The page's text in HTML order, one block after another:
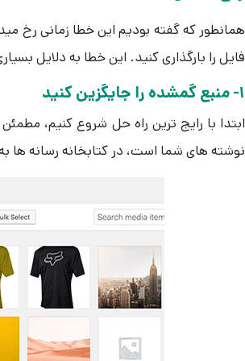
همانطور که گفته بودیم این خطا زمانی رخ
فایل را بارگذاری کنید. این خطا به دلایل
1- منبع گمشده را جایگزین کنید
ابتدا با رایج ترین راه حل شروع کنیم،
نوشته های شما است، در کتابخانه رسانه ها